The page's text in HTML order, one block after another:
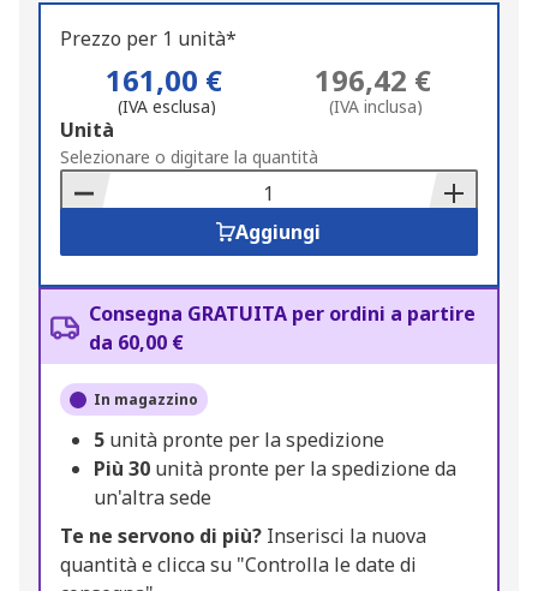
Prezzo per 1 unità*
161,00 €
(IVA esclusa)
196,42 €
(IVA inclusa)
Add
to
Basket
Unità
Selezionare o digitare la quantità
Aggiungi
Consegna GRATUITA per ordini a partire
da 60,00 €
In magazzino
5 unità pronte per la spedizione
Più 30 unità pronte per la spedizione da
un'altra sede
Te ne servono di più? Inserisci la nuova
quantità e clicca su "Controlla le date di